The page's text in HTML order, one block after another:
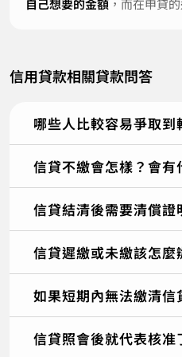
信用貸款相關貸款問答
哪些人比較容易爭取到
信貸不繳會怎樣？會有
信貸結清後需要清償證
信貸遲繳或未繳該怎麼
如果短期內無法繳清信
信貸照會後就代表核准